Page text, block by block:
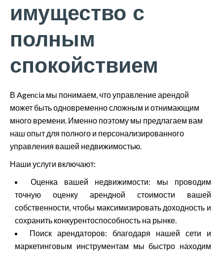
имущество с
полным
спокойствием
В Agencia мы понимаем, что управление арендой
может быть одновременно сложным и отнимающим
много времени. Именно поэтому мы предлагаем вам
наш опыт для полного и персонализированного
управления вашей недвижимостью.
Наши услуги включают:
Оценка вашей недвижимости: мы проводим
точную оценку арендной стоимости вашей
собственности, чтобы максимизировать доходность и
сохранить конкурентоспособность на рынке.
Поиск арендаторов: благодаря нашей сети и
маркетинговым инструментам мы быстро находим